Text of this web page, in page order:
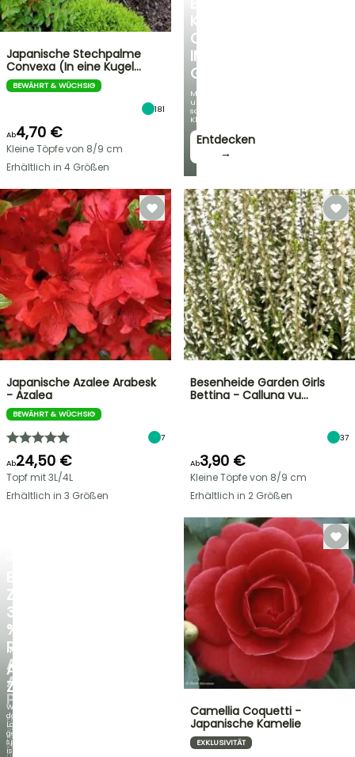
KÜHLE
OASE
IM
GARTEN
Mit
unseren
schönsten
Kletterpflanzen!
Entdecken
→
ZU
30
%
RABATT
AUF
AUSGEWÄHLTE
PFLANZEN!
Entdecken
Sie
jede
Woche
neue
NEU
AGAPANTHUS
ZAMBEZI
Wenn
das
Laub
genauso
spektakulär
ist
Japanische Stechpalme
Convexa (In eine Kugel…
BEWÄHRT & WÜCHSIG
181
Ab4,70 €
Kleine Töpfe von 8/9 cm
Erhältlich in 4 Größen
Japanische Azalee Arabesk
- Azalea
BEWÄHRT & WÜCHSIG
7
Ab24,50 €
Topf mit 3L/4L
Erhältlich in 3 Größen
Besenheide Garden Girls
Bettina - Calluna vu…
37
Ab3,90 €
Kleine Töpfe von 8/9 cm
Erhältlich in 2 Größen
Camellia Coquetti -
Japanische Kamelie
EXKLUSIVITÄT